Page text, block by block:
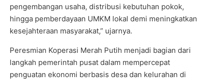
pengembangan usaha, distribusi kebutuhan pokok,
hingga pemberdayaan UMKM lokal demi meningkatkan
kesejahteraan masyarakat,” ujarnya.
Peresmian Koperasi Merah Putih menjadi bagian dari
langkah pemerintah pusat dalam mempercepat
penguatan ekonomi berbasis desa dan kelurahan di